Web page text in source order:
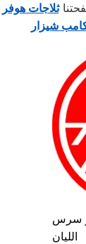
ثلاجات هوفر
شيزار
سرس
الليان